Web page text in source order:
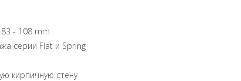
- 108 mm
серии Flat и Spring
кирпичную стену